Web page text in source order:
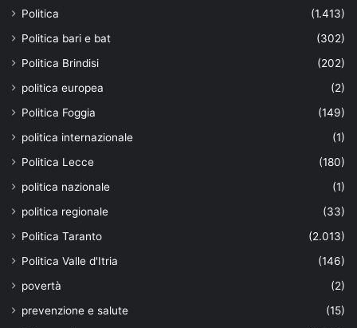
Politica
(1.413)
Politica bari e bat
(302)
Politica Brindisi
(202)
politica europea
(2)
Politica Foggia
(149)
politica internazionale
(1)
Politica Lecce
(180)
politica nazionale
(1)
politica regionale
(33)
Politica Taranto
(2.013)
Politica Valle d'Itria
(146)
povertà
(2)
prevenzione e salute
(15)